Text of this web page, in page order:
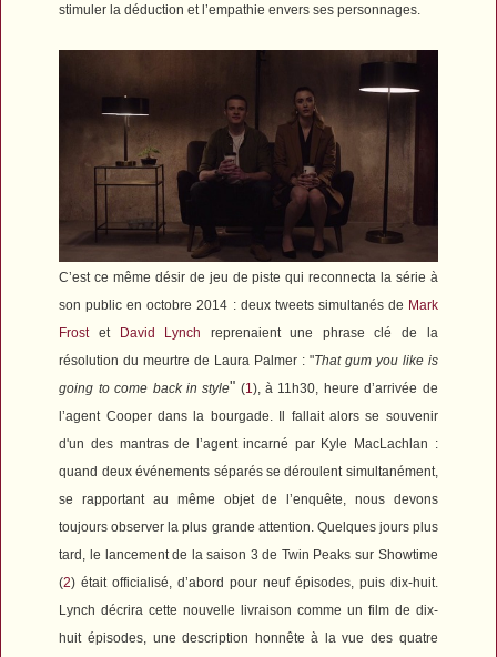
stimuler la déduction et l’empathie envers ses personnages.
C’est ce même désir de jeu de pistequi reconnecta la série à
son public en octobre 2014 : deux tweets simultanés de Mark
Frostet David Lynch reprenaient une phrase clé de la
résolution du meurtre de Laura Palmer : "That gum you like is
going to come back in style" (1), à 11h30, heure d’arrivée de
l’agent Cooper dans la bourgade. Il fallait alors se souvenir
d'un des mantras de l’agent incarné par Kyle MacLachlan :
quand deux événements séparés se déroulent simultanément,
se rapportant au même objet de l’enquête, nous devons
toujours observer la plus grande attention. Quelques jours plus
tard, le lancement de la saison 3 de Twin Peaks sur Showtime
(2) était officialisé, d’abord pour neuf épisodes, puis dix-huit.
Lynch décrira cette nouvelle livraison comme un film de dix-
huit épisodes, une description honnête à la vue des quatre